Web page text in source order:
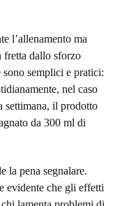
l’allenamento ma
fretta dallo sforzo
sono semplici e pratici:
nel caso
settimana, il prodotto
da 300 ml di
la pena segnalare.
evidente che gli effetti